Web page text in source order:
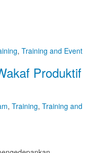
, Training and Event
Produktif
, Training, Training and